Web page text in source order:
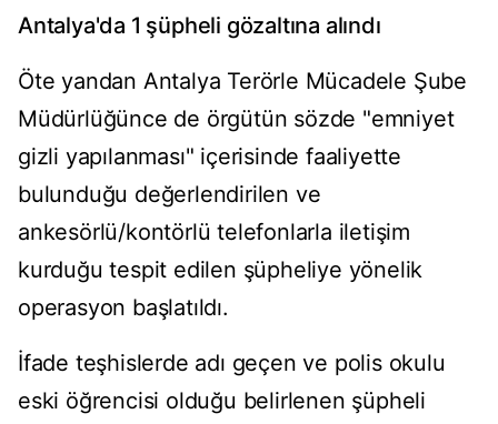
Antalya'da 1 şüpheli gözaltına alındı
Öte yandan Antalya Terörle Mücadele Şube
Müdürlüğünce de örgütün sözde "emniyet
gizli yapılanması" içerisinde faaliyette
bulunduğu değerlendirilen ve
ankesörlü/kontörlü telefonlarla iletişim
kurduğu tespit edilen şüpheliye yönelik
operasyon başlatıldı.
İfade teşhislerde adı geçen ve polis okulu
eski öğrencisi olduğu belirlenen şüpheli